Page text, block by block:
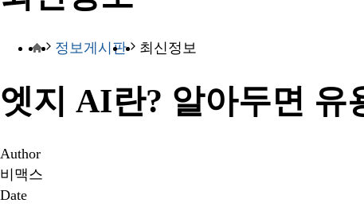
정보게시판 최신정보
엣지 AI란? 알아두면 유
Author
비맥스
Date